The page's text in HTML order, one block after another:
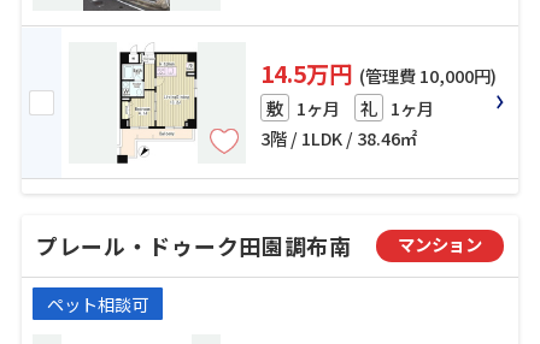
14.5万円 (管理費 10,000円)
敷 1ヶ月 礼 1ヶ月
3階 / 1LDK / 38.46㎡
プレール・ドゥーク田園調布南 マンション
ペット相談可